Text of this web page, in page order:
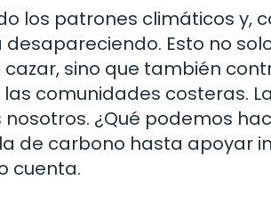
los patrones climáticos y,
Esto no
sino que también
comunidades costeras.
¿Qué podemos
de carbono hasta apoyar
cuenta.